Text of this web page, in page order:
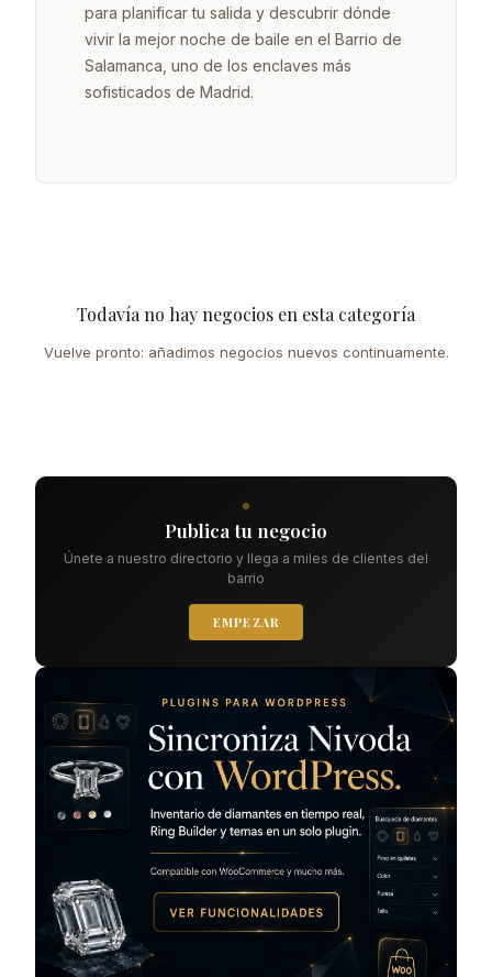
para planificar tu salida y descubrir dónde
vivir la mejor noche de baile en el Barrio de
Salamanca, uno de los enclaves más
sofisticados de Madrid.
Todavía no hay negocios en esta categoría
Vuelve pronto: añadimos negocios nuevos continuamente.
Publica tu negocio
Únete a nuestro directorio y llega a miles de clientes del
barrio
EMPEZAR